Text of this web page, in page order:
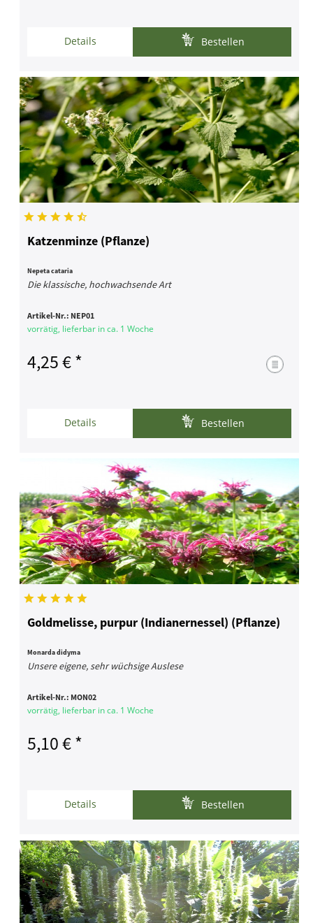
Details Bestellen
Katzenminze (Pflanze)
Nepeta cataria
Die klassische, hochwachsende Art
Artikel-Nr.: NEP01
vorrätig, lieferbar in ca. 1 Woche
4,25 € *
Details Bestellen
Goldmelisse, purpur (Indianernessel) (Pflanze)
Monarda didyma
Unsere eigene, sehr wüchsige Auslese
Artikel-Nr.: MON02
vorrätig, lieferbar in ca. 1 Woche
5,10 € *
Details Bestellen